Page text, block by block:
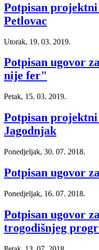
Potpisan
Petlovac
Utorak, 19. 03. 2019.
Potpisan ugovor
nije fer"
Petak, 15. 03. 2019.
Potpisan
Jagodnjak
Ponedjeljak, 30. 07. 2018.
Potpisan ugovor
Ponedjeljak, 16. 07. 2018.
Potpisan ugovor
trogodišnjeg